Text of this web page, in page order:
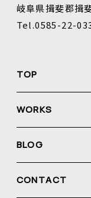
岐阜県揖斐郡揖
Tel.0585-22-
TOP
WORKS
BLOG
CONTACT